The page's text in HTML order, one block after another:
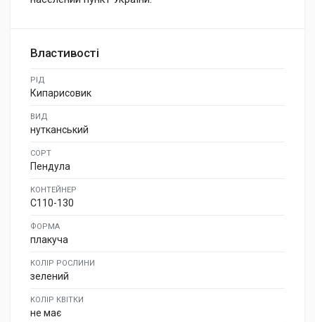
Властивості
РІД
Кипарисовик
ВИД
нутканський
СОРТ
Пендула
КОНТЕЙНЕР
C110-130
ФОРМА
плакуча
КОЛІР РОСЛИНИ
зелений
КОЛІР КВІТКИ
не має